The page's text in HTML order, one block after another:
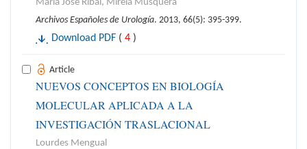
María José Ribal, Mireia Musquera
Archivos Españoles de Urología. 2013, 66(5): 395-399.
Download PDF ( 4 )
Article
NUEVOS CONCEPTOS EN BIOLOGÍA
MOLECULAR APLICADA A LA
INVESTIGACIÓN TRASLACIONAL
Lourdes Mengual